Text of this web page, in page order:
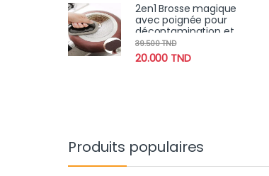
2en1 Brosse magique
avec poignée pour
décontamination et
nettoyage Super forte
(2pcs)
20.000 TND
39.500TND
Produits populaires